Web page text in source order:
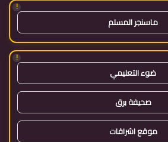
!
ماسنجر المسلم
!
ضوء التعليمي
صحيفة برق
موقع اشراقات